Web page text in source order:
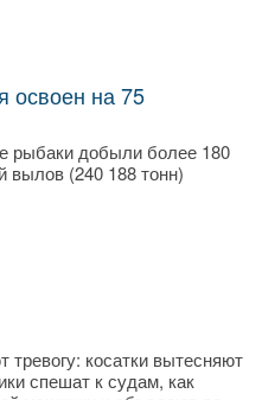
освоен на 75
рыбаки добыли более 180
вылов (240 188 тонн)
косатки вытесняют
спешат к судам, как